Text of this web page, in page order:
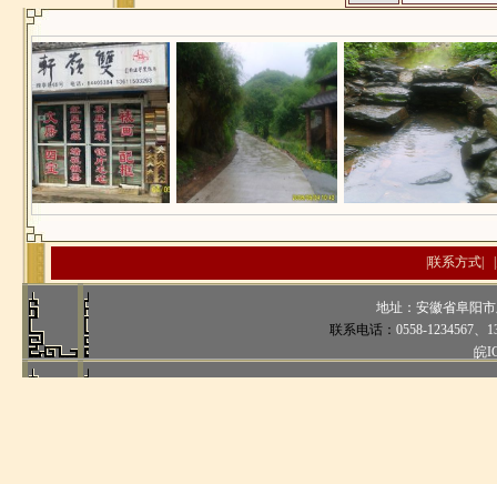
联系方式| |
地址：安徽省阜阳
联系电话： 0558-1234567、
皖